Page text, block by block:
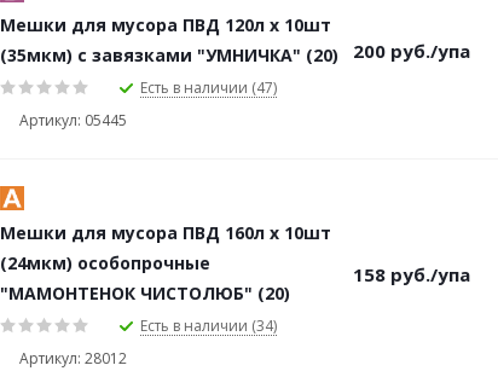
Мешки для мусора ПВД 120л х 10шт
(35мкм) с завязками "УМНИЧКА" (20)
Есть в наличии (47)
Артикул: 05445
200 руб./упа
Мешки для мусора ПВД 160л х 10шт
(24мкм) особопрочные
"МАМОНТЕНОК ЧИСТОЛЮБ" (20)
Есть в наличии (34)
Артикул: 28012
158 руб./упа